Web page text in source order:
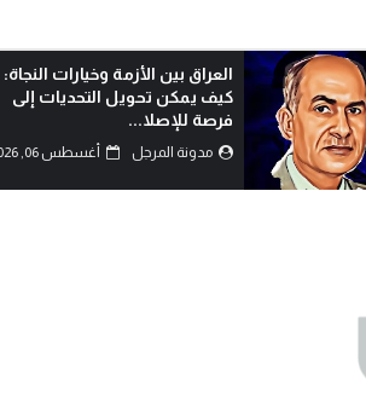
الوطنجية… عندما يُستغل
العراق لإثارة الفتنة..!
مدونة المرجل